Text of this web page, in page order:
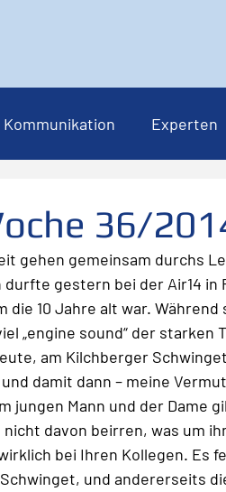
Kommunikation Experten
Freude Abheben
Glück Mut
36/
gehen gemeinsam durchs
gestern bei der Air14 in
die 10 Jahre alt war. Während
„engine sound“ der starken
am Kilchberger
damit dann – meine
jungen Mann und der Dame
davon beirren, was um
bei Ihren Kollegen. Es
und andererseits